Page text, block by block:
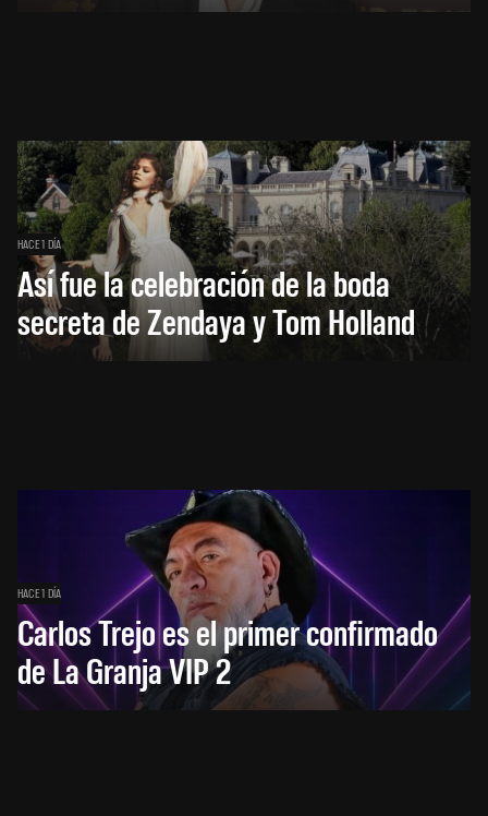
HACE 1 DÍA
Así fue la celebración de la boda
secreta de Zendaya y Tom Holland
HACE 1 DÍA
Carlos Trejo es el primer confirmado
de La Granja VIP 2